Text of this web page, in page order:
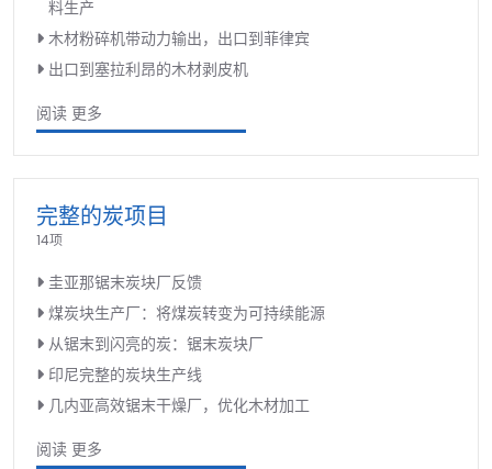
料生产
木材粉碎机带动力输出，出口到菲律宾
出口到塞拉利昂的木材剥皮机
阅读 更多
完整的炭项目
14项
圭亚那锯末炭块厂反馈
煤炭块生产厂：将煤炭转变为可持续能源
从锯末到闪亮的炭：锯末炭块厂
印尼完整的炭块生产线
几内亚高效锯末干燥厂，优化木材加工
阅读 更多